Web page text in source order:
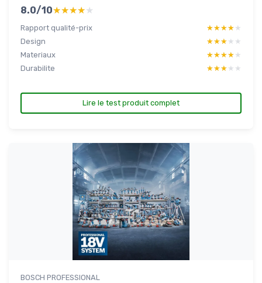
8.0/10★★★★★
★★★★★
Rapport qualité-prix ★★★★★
★★★★★
Design
★★★★★
★★★★★
Materiaux
★★★★★
★★★★★
Durabilite
★★★★★
★★★★★
Lire le test produit complet
BOSCH PROFESSIONAL